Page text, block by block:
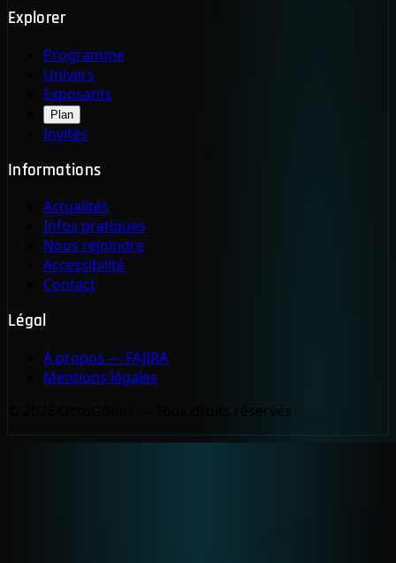
Explorer
Programme
Univers
Exposants
Plan
Invités
Informations
Actualités
Infos pratiques
Nous rejoindre
Accessibilité
Contact
Légal
À propos — FAJIRA
Mentions légales
© 2026 OctoGônes — Tous droits réservés